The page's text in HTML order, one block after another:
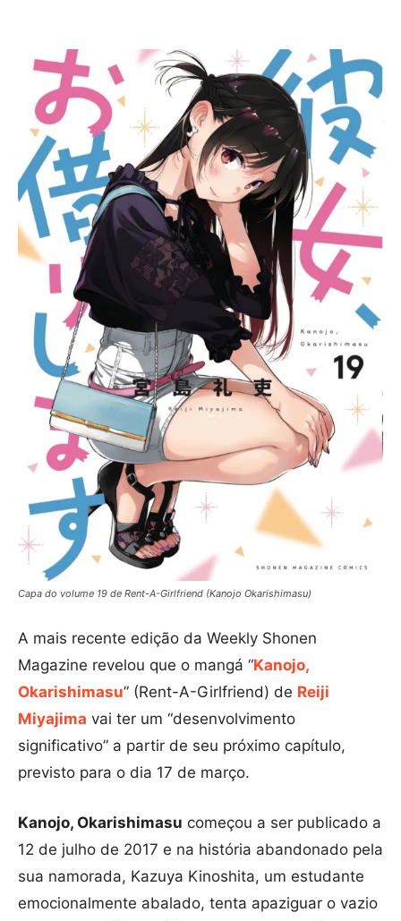
Capa do volume 19 de Rent-A-Girlfriend (Kanojo Okarishimasu)
A mais recente edição da Weekly Shonen
Magazine revelou que o mangá “Kanojo,
Okarishimasu” (Rent-A-Girlfriend) de Reiji
Miyajima vai ter um “desenvolvimento
significativo” a partir de seu próximo capítulo,
previsto para o dia 17 de março.
Kanojo, Okarishimasu começou a ser publicado a
12 de julho de 2017 e na história abandonado pela
sua namorada, Kazuya Kinoshita, um estudante
emocionalmente abalado, tenta apaziguar o vazio